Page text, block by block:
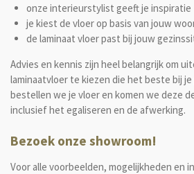
onze interieurstylist geeft je inspiratie
je kiest de vloer op basis van jouw
de laminaat vloer past bij jouw
Advies en kennis zijn heel belangrijk om
laminaatvloer te kiezen die het beste bij
bestellen we je vloer en komen we deze
inclusief het egaliseren en de afwerking.
Bezoek onze showroom!
Voor alle voorbeelden, mogelijkheden en